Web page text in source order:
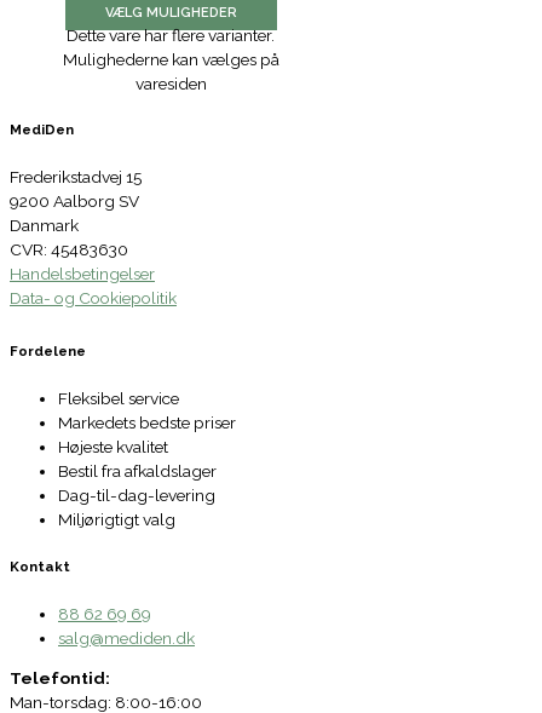
VÆLG MULIGHEDER
Dette vare har flere varianter.
Mulighederne kan vælges på
varesiden
MediDen
Frederikstadvej 15
9200 Aalborg SV
Danmark
CVR: 45483630
Handelsbetingelser
Data- og Cookiepolitik
Fordelene
Fleksibel service
Markedets bedste priser
Højeste kvalitet
Bestil fra afkaldslager
Dag-til-dag-levering
Miljørigtigt valg
Kontakt
88 62 69 69
salg@mediden.dk
Telefontid:
Man-torsdag: 8:00-16:00